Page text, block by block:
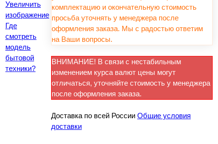
Увеличить
изображение
Где
смотреть
модель
бытовой
техники?
комплектацию и окончательную стоимость
просьба уточнять у менеджера после
оформления заказа. Мы с радостью ответим
на Ваши вопросы.
ВНИМАНИЕ! В связи с нестабильным
изменением курса валют цены могут
отличаться, уточняйте стоимость у менеджера
после оформления заказа.
Доставка по всей России Общие условия
доставки